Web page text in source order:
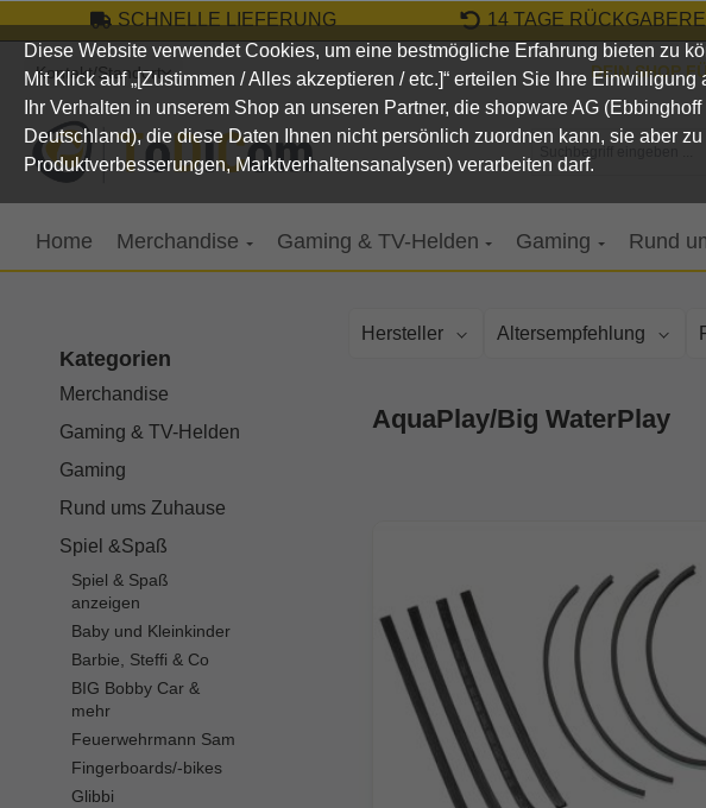
Hauptinhalt springen
Zur Suche springen
Zur Hauptnavigation springen
SCHNELLE LIEFERUNG 14 TAGE
Kontakt/Standort DEIN SHOP
Suchbegriff
Home Merchandise Gaming & TV-Helden Gaming Rund
Kategorien
Merchandise
Gaming & TV-Helden
Gaming
Rund ums Zuhause
Spiel &Spaß
Spiel & Spaß
anzeigen
Baby und Kleinkinder
Barbie, Steffi & Co
BIG Bobby Car &
mehr
Feuerwehrmann Sam
Fingerboards/-bikes
Glibbi
Hersteller Altersempfehlung
AquaPlay/Big WaterPlay
Diese Website verwendet Cookies, um eine bestmögliche Erfahrung bieten zu
Mit Klick auf „[Zustimmen / Alles akzeptieren / etc.]“ erteilen Sie Ihre
Ihr Verhalten in unserem Shop an unseren Partner, die shopware AG
Deutschland), die diese Daten Ihnen nicht persönlich zuordnen kann, sie aber
Produktverbesserungen, Marktverhaltensanalysen) verarbeiten darf.